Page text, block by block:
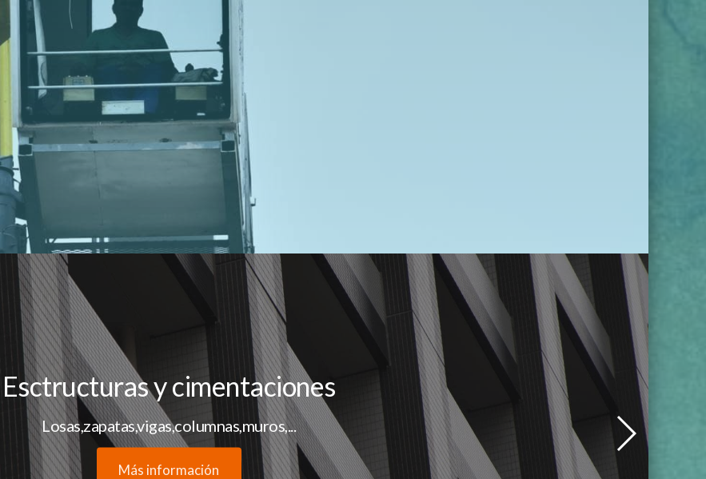
Esctructuras y cimentaciones
Losas,zapatas,vigas,columnas,muros,...
Más información